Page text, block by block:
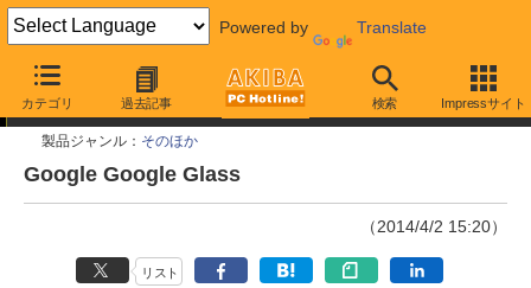
Powered by Translate
カテゴリ 過去記事 検索 Impressサイト
今週見つけた新製品
製品ジャンル： そのほか
Google Google Glass
（2014/4/2 15:20）
リスト